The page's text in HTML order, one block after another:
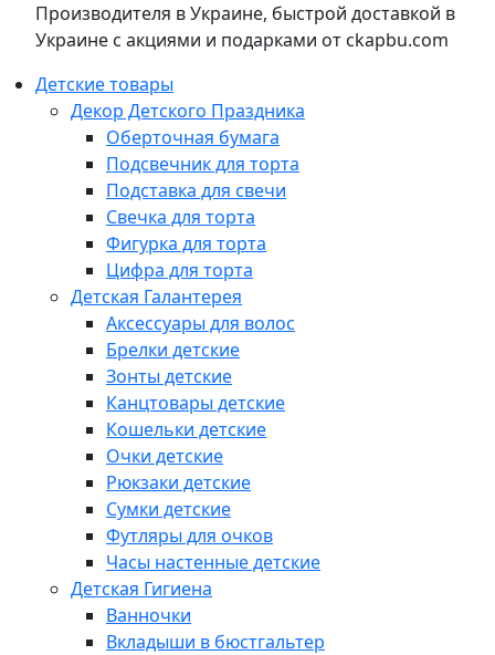
Производителя в Украине, быстрой доставкой в
Украине с акциями и подарками от ckapbu.com
Детские товары
Декор Детского Праздника
Оберточная бумага
Подсвечник для торта
Подставка для свечи
Свечка для торта
Фигурка для торта
Цифра для торта
Детская Галантерея
Аксессуары для волос
Брелки детские
Зонты детские
Канцтовары детские
Кошельки детские
Очки детские
Рюкзаки детские
Сумки детские
Футляры для очков
Часы настенные детские
Детская Гигиена
Ванночки
Вкладыши в бюстгальтер